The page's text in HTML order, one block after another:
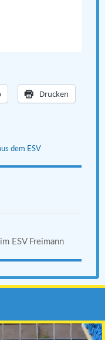
Drucken
dem ESV
ESV Freimann